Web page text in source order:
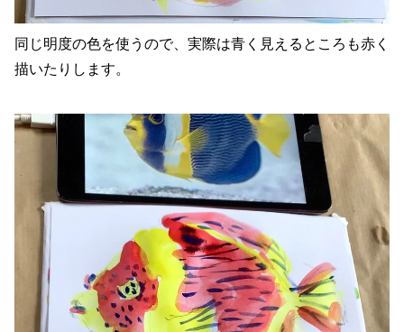
同じ明度の色を使うので、実際は青く見えるところも赤く
描いたりします。